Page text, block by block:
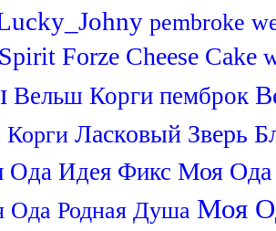
pembroke
Spirit Forze Cheese Cake
Вельш Корги пемброк
Корги Ласковый Зверь
Ода Идея Фикс Моя Ода
Ода Родная Душа Моя